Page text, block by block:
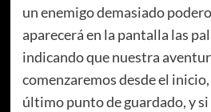
un enemigo demasiado
aparecerá en la pantalla las
indicando que nuestra
comenzaremos desde el
último punto de guardado, y